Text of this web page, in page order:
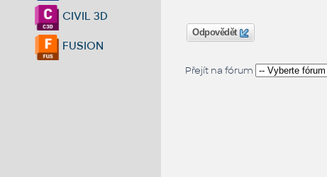
CIVIL 3D
FUSION
Odpovědět
Přejít na fórum